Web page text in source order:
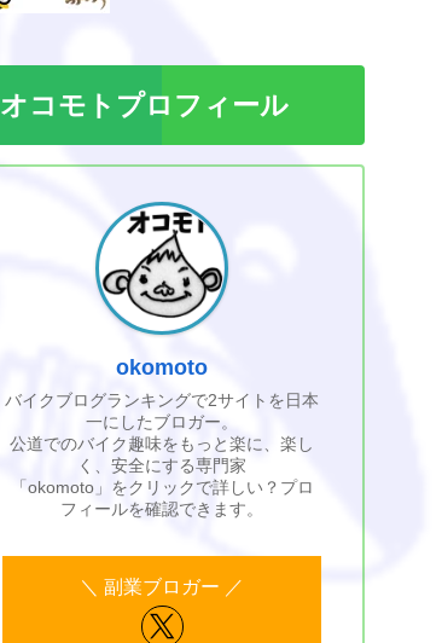
オコモトプロフィール
okomoto
バイクブログランキングで2サイトを日本
一にしたブロガー。
公道でのバイク趣味をもっと楽に、楽し
く、安全にする専門家
「okomoto」をクリックで詳しい？プロ
フィールを確認できます。